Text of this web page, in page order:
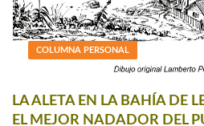
COLUMNA PERSONAL
LA ALETA EN LA BAHÍA DE
EL MEJOR NADADOR DEL